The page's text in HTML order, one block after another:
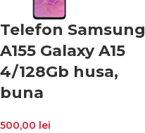
Telefon Samsung
A155 Galaxy A15
4/128Gb husa,
buna
500,00 lei